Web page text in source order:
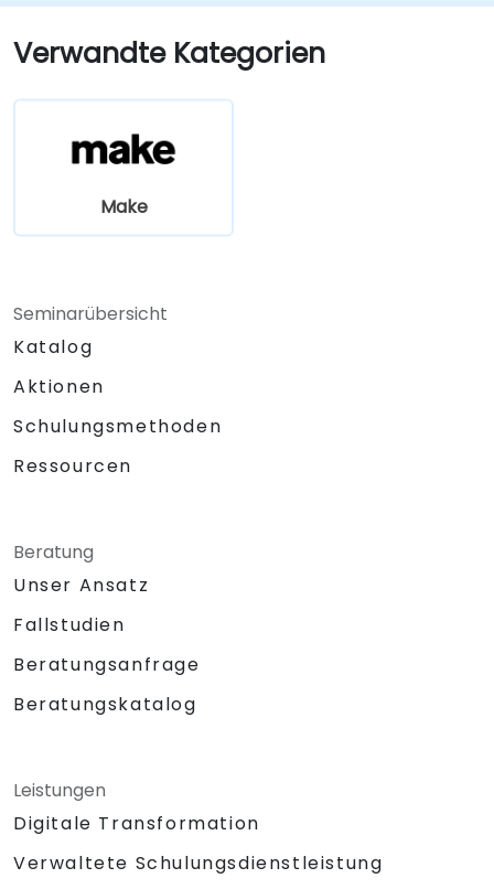
Verwandte Kategorien
Make
Seminarübersicht
Katalog
Aktionen
Schulungsmethoden
Ressourcen
Beratung
Unser Ansatz
Fallstudien
Beratungsanfrage
Beratungskatalog
Leistungen
Digitale Transformation
Verwaltete Schulungsdienstleistung